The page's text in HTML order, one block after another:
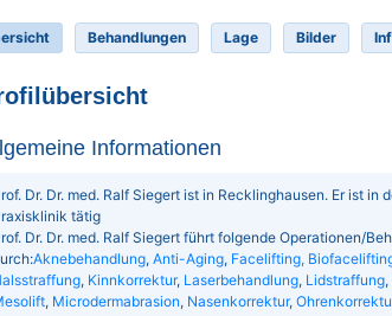
Behandlungen Lage Bilder
Informationen
Dr. Dr. med. Ralf Siegert ist in Recklinghausen. Er ist in
tätig
Dr. Dr. med. Ralf Siegert führt folgende Operationen/
Aknebehandlung, Anti-Aging, Facelifting,
, Kinnkorrektur, Laserbehandlung, Lidstraffung,
, Microdermabrasion, Nasenkorrektur,